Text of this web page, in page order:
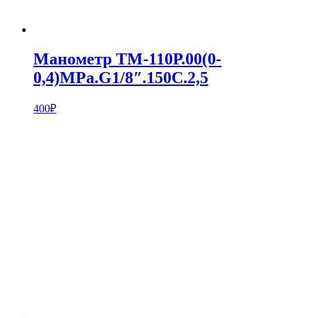
Манометр ТМ-110Р.00(0-
0,4)MPa.G1/8″.150С.2,5
400₽